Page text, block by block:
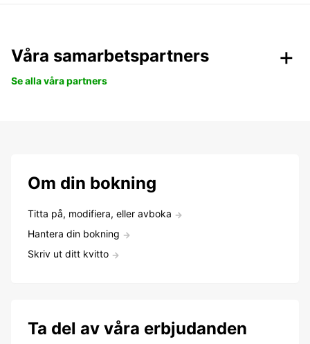
Våra samarbetspartners
Se alla våra partners
Om din bokning
Titta på, modifiera, eller avboka
Hantera din bokning
Skriv ut ditt kvitto
Ta del av våra erbjudanden